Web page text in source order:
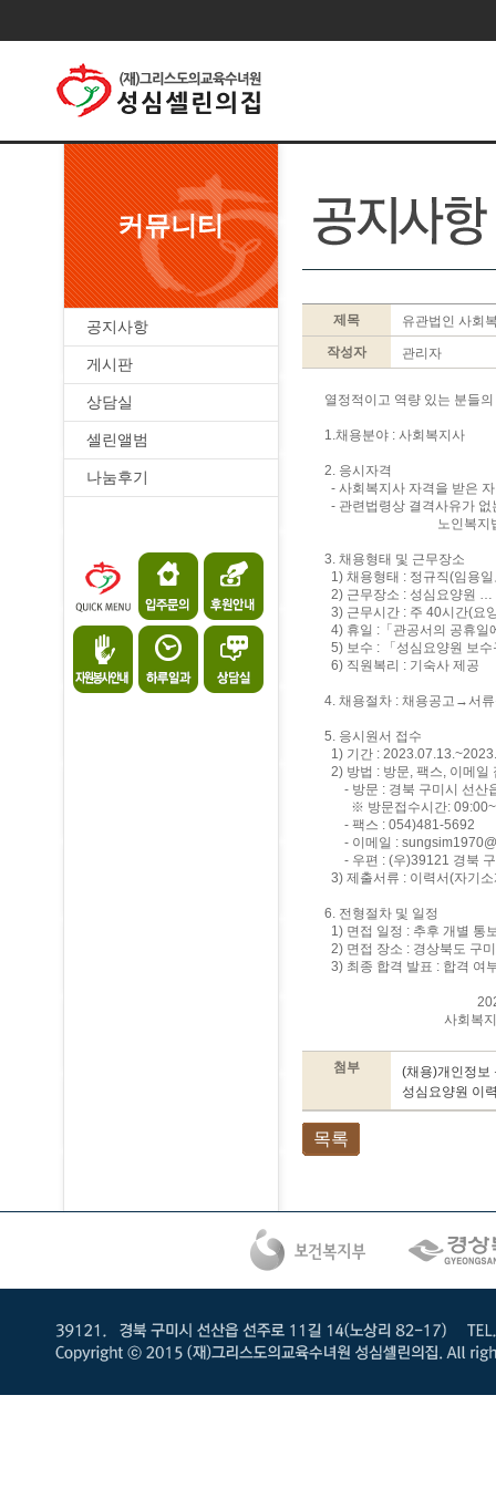
커뮤니티
공지사항
게시판
상담실
셀린앨범
나눔후기
제목
유관법인 사회
작성자
관리자
열정적이고 역량 있는 분들
1.채용분야 : 사회복지사
2. 응시자격
- 사회복지사 자격을 받은 자
- 관련법령상 결격사유가
노인복지법제39조
3. 채용형태 및 근무장소
1) 채용형태 : 정규직(임용
2) 근무장소 : 성심요양원 …
3) 근무시간 : 주 40시간(요
4) 휴일 :「관공서의 공휴일
5) 보수 : 「성심요양원 보
6) 직원복리 : 기숙사 제공
4. 채용절차 : 채용공고→서
5. 응시원서 접수
1) 기간 :
2) 방법 : 방문, 팩스, 이메일
- 방문 : 경북 구미시 선산
※ 방문접수시간:
- 팩스 : 054)481-5692
- 이메일 :
- 우편 : (우)39121 경북 구
3) 제출서류 : 이력서(자기
6. 전형절차 및 일정
1) 면접 일정 : 추후 개별 통
2) 면접 장소 : 경상북도 구
3) 최종 합격 발표 : 합격 여
2023. 07.
사회복지법인교
첨부
(채용)개인정보
성심요양원 이
목록